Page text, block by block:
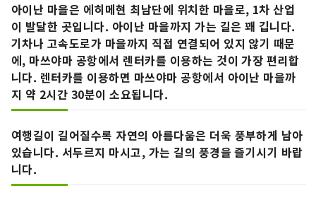
아이난 마을은 에히메현 최남단에 위치한 마을로, 1차 산업
이 발달한 곳입니다. 아이난 마을까지 가는 길은 꽤 깁니다.
기차나 고속도로가 마을까지 직접 연결되어 있지 않기 때문
에, 마쓰야마 공항에서 렌터카를 이용하는 것이 가장 편리합
니다. 렌터카를 이용하면 마쓰야마 공항에서 아이난 마을까
지 약 2시간 30분이 소요됩니다.
여행길이 길어질수록 자연의 아름다움은 더욱 풍부하게 남아
있습니다. 서두르지 마시고, 가는 길의 풍경을 즐기시기 바랍
니다.